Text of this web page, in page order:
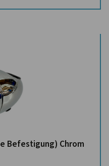
Befestigung) Chrom